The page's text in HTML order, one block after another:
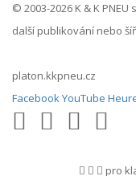
© 2003-2026 K & K
další publikování nebo
platon.kkpneu.cz
FacebookYouTube
pro